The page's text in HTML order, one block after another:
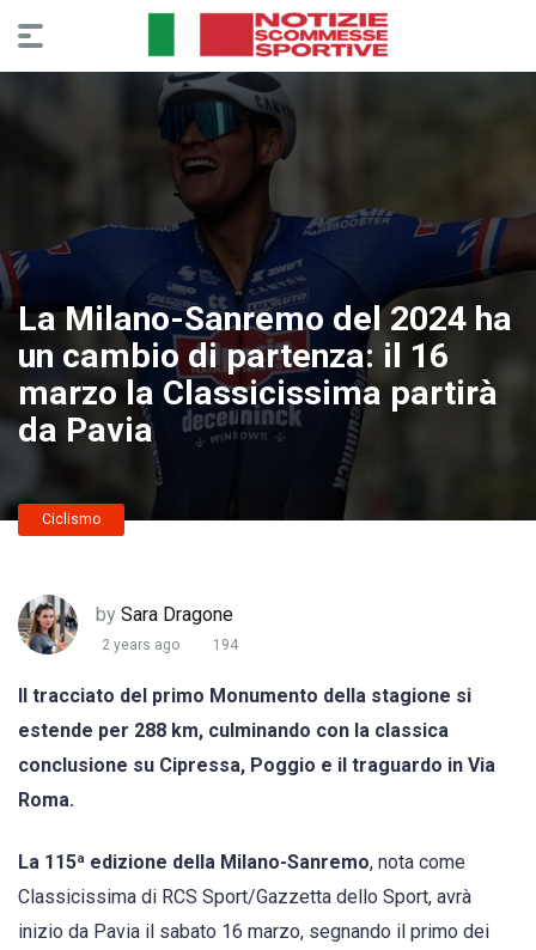
La Milano-Sanremo del 2024 ha
un cambio di partenza: il 16
marzo la Classicissima partirà
da Pavia
Ciclismo
by Sara Dragone
2 years ago 194
Il tracciato del primo Monumento della stagione si
estende per 288 km, culminando con la classica
conclusione su Cipressa, Poggio e il traguardo in Via
Roma.
La 115ª edizione della Milano-Sanremo, nota come
Classicissima di RCS Sport/Gazzetta dello Sport, avrà
inizio da Pavia il sabato 16 marzo, segnando il primo dei